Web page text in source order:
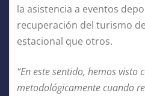
la asistencia a eventos
recuperación del turismo
estacional que otros.
“En este sentido, hemos
metodológicamente cuando